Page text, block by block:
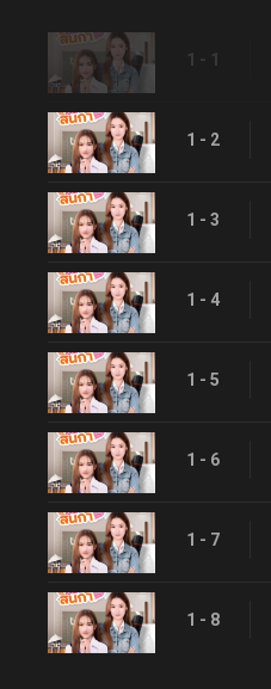
1 - 1
1 - 2
1 - 3
1 - 4
1 - 5
1 - 6
1 - 7
1 - 8